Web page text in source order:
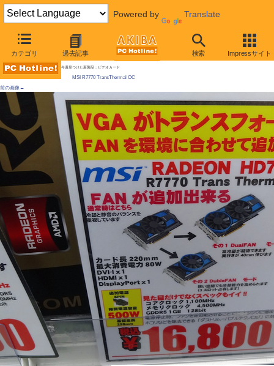
Powered by Translate
カテゴリ 過去記事 検索 Impressサイト
AKIBA PC Hotline!
[拡大画像]ファン組換えで冷却モードを3段変更、MSI製ビデオカードが発売 Radeon HD 7770
今週見つけた新製品：ビデオカード
MSI R7770 TransThermal OC
前の画像←